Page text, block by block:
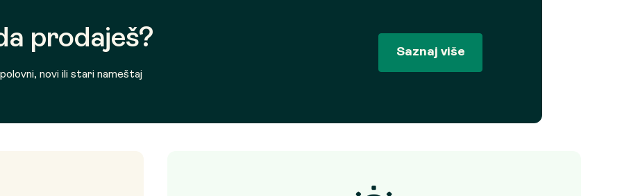
prodaješ?
novi ili stari nameštaj
Saznaj više